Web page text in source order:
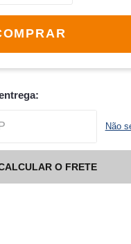
Não
O FRETE